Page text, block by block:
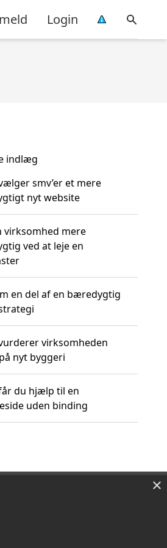
Login
indlæg
smv’er et mere
nyt website
virksomhed mere
ved at leje en
en del af en bæredygtig
virksomheden
nyt byggeri
du hjælp til en
uden binding
×